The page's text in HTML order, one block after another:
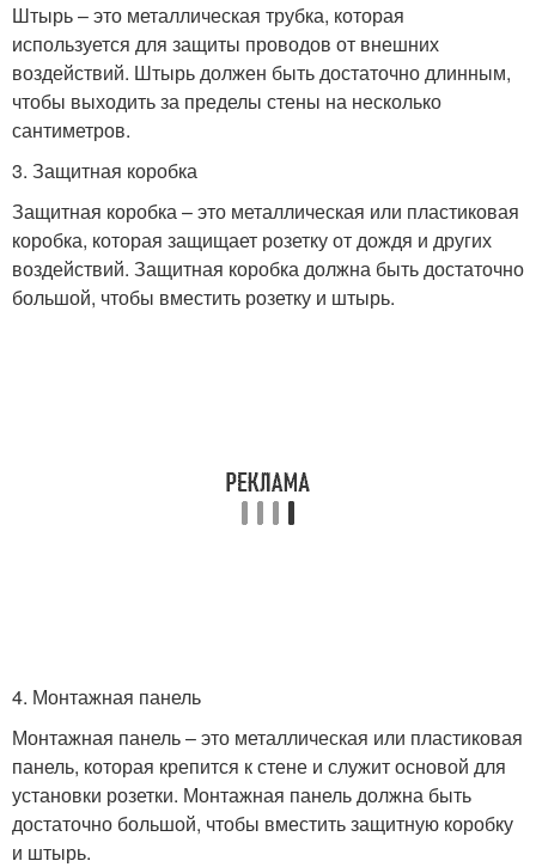
Штырь – это металлическая трубка, которая
используется для защиты проводов от внешних
воздействий. Штырь должен быть достаточно длинным,
чтобы выходить за пределы стены на несколько
сантиметров.
3. Защитная коробка
Защитная коробка – это металлическая или пластиковая
коробка, которая защищает розетку от дождя и других
воздействий. Защитная коробка должна быть достаточно
большой, чтобы вместить розетку и штырь.
4. Монтажная панель
Монтажная панель – это металлическая или пластиковая
панель, которая крепится к стене и служит основой для
установки розетки. Монтажная панель должна быть
достаточно большой, чтобы вместить защитную коробку
и штырь.